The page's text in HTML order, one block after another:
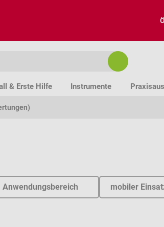
& Erste Hilfe Instrumente
Anwendungsbereich mobiler